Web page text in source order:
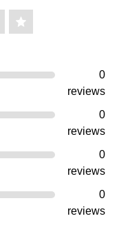
0
reviews
0
reviews
0
reviews
0
reviews